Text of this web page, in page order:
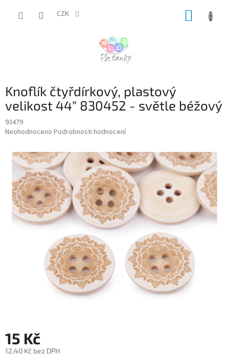
CZK
Knoflík čtyřdírkový, plastový
velikost 44" 830452 - světle béžový
93479
Průměrné
produktu
hvězdiček.
Neohodnoceno Podrobnosti hodnocení
15 Kč
12,40 Kč bez DPH